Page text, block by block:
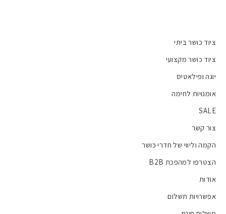
ציוד כושר ביתי
ציוד כושר מקצועי
יוגה ופילאטיס
אומנויות לחימה
SALE
צור קשר
הקמה וליווי של חדרי כושר
הצטרפו למהפכת B2B
אודות
אפשרויות תשלום